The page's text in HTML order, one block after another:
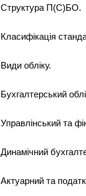
Структура П(С)БО.
Класифікація
Види обліку.
Бухгалтерський
Управлінський та
Динамічний
Актуарний та